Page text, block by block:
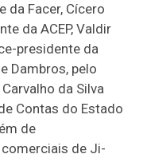
da Facer, Cícero
da ACEP, Valdir
presidente da
Dambros, pelo
da Silva
Contas do Estado
de
de Ji-